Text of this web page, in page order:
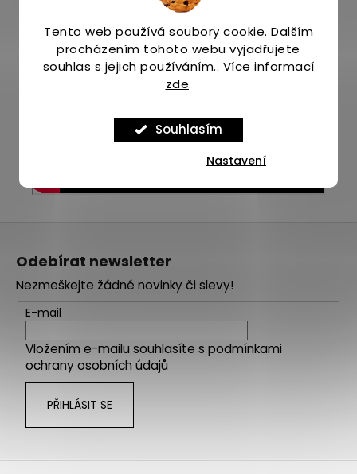
Tento web používá soubory cookie. Dalším
procházením tohoto webu vyjadřujete
souhlas s jejich používáním.. Více informací
zde.
Souhlasím
Nastavení
Odebírat newsletter
Nezmeškejte žádné novinky či slevy!
E-mail
Vložením e-mailu souhlasíte s podmínkami
ochrany osobních údajů
PŘIHLÁSIT SE